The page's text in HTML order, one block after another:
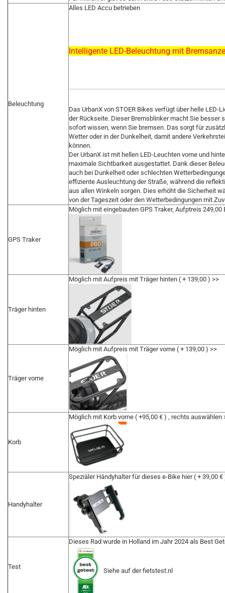
Beleuchtung
Alles LED Accu betrieben
Intelligente LED-Beleuchtung mit
Das UrbanX von STOER Bikes verfügt über helle
der Rückseite. Dieser Bremsblinker macht Sie besser
sofort wissen, wenn Sie bremsen. Das sorgt für
Wetter oder in der Dunkelheit, damit andere
können.
Der UrbanX ist mit hellen LED-Leuchten vorne und
maximale Sichtbarkeit ausgestattet. Dank dieser
auch bei Dunkelheit oder schlechten
effiziente Ausleuchtung der Straße, während die
aus allen Winkeln sorgen. Dies erhöht die Sicherheit
von der Tageszeit oder den Wetterbedingungen mit
GPS Traker
Möglich mit eingebauten GPS Traker, Aufptreis 249,00
Träger hinten
Möglich mit Aufpreis mit Träger hinten ( + 139,00 ) >>
Träger vorne
Möglich mit Aufpreis mit Träger vorne ( + 139,00 ) >>
Korb
Möglich mit Korb vorne ( +95,00 € ) , rechts auswählen
Handyhalter
Speziäler Händyhalter für dieses e-Bike hier ( + 39,00
Test
Dieses Rad wurde in Holland im Jahr 2024 als Best
Siehe auf der fietstest.nl